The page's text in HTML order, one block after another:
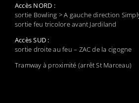
Accès NORD :
sortie Bowling > A gauche direction
sortie feu tricolore avant Jardiland
Accès SUD :
sortie droite au feu – ZAC de la cigogne
Tramway à proximité (arrêt St Marceau)